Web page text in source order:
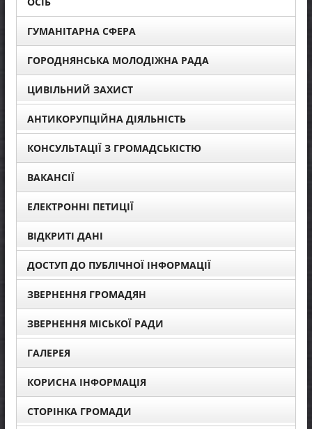
ГУМАНІТАРНА СФЕРА
ГОРОДНЯНСЬКА МОЛОДІЖНА РАДА
ЦИВІЛЬНИЙ ЗАХИСТ
АНТИКОРУПЦІЙНА ДІЯЛЬНІСТЬ
КОНСУЛЬТАЦІЇ З ГРОМАДСЬКІСТЮ
ВАКАНСІЇ
ЕЛЕКТРОННІ ПЕТИЦІЇ
ВІДКРИТІ ДАНІ
ДОСТУП ДО ПУБЛІЧНОЇ ІНФОРМАЦІЇ
ЗВЕРНЕННЯ ГРОМАДЯН
ЗВЕРНЕННЯ МІСЬКОЇ РАДИ
ГАЛЕРЕЯ
КОРИСНА ІНФОРМАЦІЯ
СТОРІНКА ГРОМАДИ